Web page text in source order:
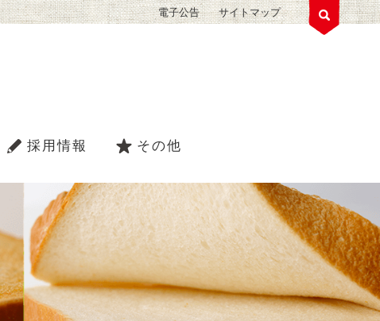
採用情報 その他
電子公告 サイトマップ